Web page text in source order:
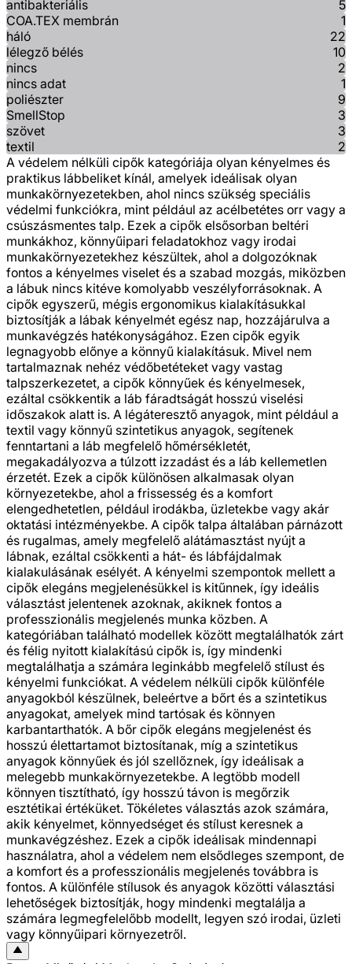
antibakteriális
5
COA.TEX membrán
1
háló
22
lélegző bélés
10
nincs
2
nincs adat
1
poliészter
9
SmellStop
3
szövet
3
textil
2
A védelem nélküli cipők kategóriája olyan kényelmes és
praktikus lábbeliket kínál, amelyek ideálisak olyan
munkakörnyezetekben, ahol nincs szükség speciális
védelmi funkciókra, mint például az acélbetétes orr vagy a
csúszásmentes talp. Ezek a cipők elsősorban beltéri
munkákhoz, könnyűipari feladatokhoz vagy irodai
munkakörnyezetekhez készültek, ahol a dolgozóknak
fontos a kényelmes viselet és a szabad mozgás, miközben
a lábuk nincs kitéve komolyabb veszélyforrásoknak. A
cipők egyszerű, mégis ergonomikus kialakításukkal
biztosítják a lábak kényelmét egész nap, hozzájárulva a
munkavégzés hatékonyságához. Ezen cipők egyik
legnagyobb előnye a könnyű kialakításuk. Mivel nem
tartalmaznak nehéz védőbetéteket vagy vastag
talpszerkezetet, a cipők könnyűek és kényelmesek,
ezáltal csökkentik a láb fáradtságát hosszú viselési
időszakok alatt is. A légáteresztő anyagok, mint például a
textil vagy könnyű szintetikus anyagok, segítenek
fenntartani a láb megfelelő hőmérsékletét,
megakadályozva a túlzott izzadást és a láb kellemetlen
érzetét. Ezek a cipők különösen alkalmasak olyan
környezetekbe, ahol a frissesség és a komfort
elengedhetetlen, például irodákba, üzletekbe vagy akár
oktatási intézményekbe. A cipők talpa általában párnázott
és rugalmas, amely megfelelő alátámasztást nyújt a
lábnak, ezáltal csökkenti a hát- és lábfájdalmak
kialakulásának esélyét. A kényelmi szempontok mellett a
cipők elegáns megjelenésükkel is kitűnnek, így ideális
választást jelentenek azoknak, akiknek fontos a
professzionális megjelenés munka közben. A
kategóriában található modellek között megtalálhatók zárt
és félig nyitott kialakítású cipők is, így mindenki
megtalálhatja a számára leginkább megfelelő stílust és
kényelmi funkciókat. A védelem nélküli cipők különféle
anyagokból készülnek, beleértve a bőrt és a szintetikus
anyagokat, amelyek mind tartósak és könnyen
karbantarthatók. A bőr cipők elegáns megjelenést és
hosszú élettartamot biztosítanak, míg a szintetikus
anyagok könnyűek és jól szellőznek, így ideálisak a
melegebb munkakörnyezetekbe. A legtöbb modell
könnyen tisztítható, így hosszú távon is megőrzik
esztétikai értéküket. Tökéletes választás azok számára,
akik kényelmet, könnyedséget és stílust keresnek a
munkavégzéshez. Ezek a cipők ideálisak mindennapi
használatra, ahol a védelem nem elsődleges szempont, de
a komfort és a professzionális megjelenés továbbra is
fontos. A különféle stílusok és anyagok közötti választási
lehetőségek biztosítják, hogy mindenki megtalálja a
számára legmegfelelőbb modellt, legyen szó irodai, üzleti
vagy könnyűipari környezetről.